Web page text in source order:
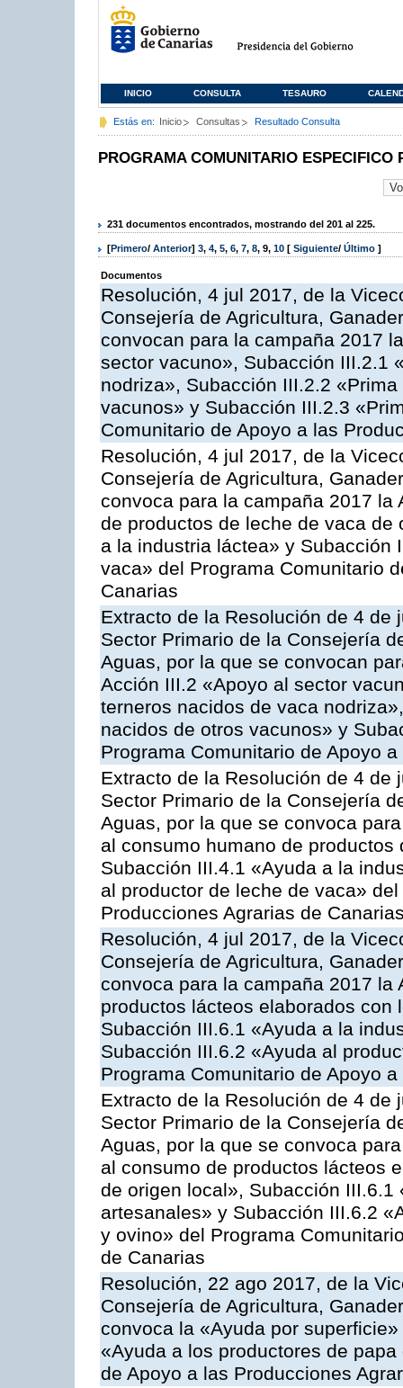
INICIO CONSULTA TESAURO
Estás en: Inicio Consultas Resultado Consulta
PROGRAMA COMUNITARIO ESPECIFICO
231 documentos encontrados, mostrando del 201 al 225.
[Primero/ Anterior] 3, 4, 5, 6, 7, 8, 9, 10 [ Siguiente/ Último ]
Documentos
Resolución, 4 jul 2017, de la
Consejería de Agricultura,
convocan para la campaña 2017
sector vacuno», Subacción III.2.1
nodriza», Subacción III.2.2
vacunos» y Subacción III.2.3
Comunitario de Apoyo a las
Resolución, 4 jul 2017, de la
Consejería de Agricultura,
convoca para la campaña 2017
de productos de leche de vaca
a la industria láctea» y Subacción
vaca» del Programa Comunitario
Canarias
Extracto de la Resolución de 4
Sector Primario de la Consejería
Aguas, por la que se convocan
Acción III.2 «Apoyo al sector
terneros nacidos de vaca
nacidos de otros vacunos» y
Programa Comunitario de Apoyo
Extracto de la Resolución de 4
Sector Primario de la Consejería
Aguas, por la que se convoca
al consumo humano de
Subacción III.4.1 «Ayuda a la
al productor de leche de vaca»
Producciones Agrarias de
Resolución, 4 jul 2017, de la
Consejería de Agricultura,
convoca para la campaña 2017
productos lácteos elaborados
Subacción III.6.1 «Ayuda a la
Subacción III.6.2 «Ayuda al
Programa Comunitario de Apoyo
Extracto de la Resolución de 4
Sector Primario de la Consejería
Aguas, por la que se convoca
al consumo de productos lácteos
de origen local», Subacción
artesanales» y Subacción III.6.2
y ovino» del Programa
de Canarias
Resolución, 22 ago 2017, de la
Consejería de Agricultura,
convoca la «Ayuda por
«Ayuda a los productores de
de Apoyo a las Producciones